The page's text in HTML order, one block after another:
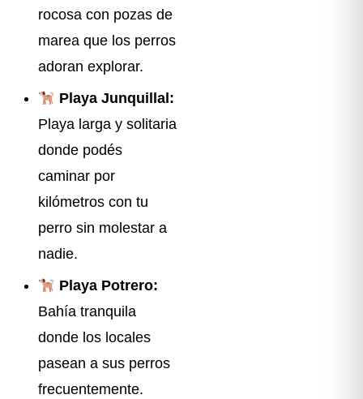
rocosa con pozas de
marea que los perros
adoran explorar.
Playa Junquillal:
Playa larga y solitaria
donde podés
caminar por
kilómetros con tu
perro sin molestar a
nadie.
Playa Potrero:
Bahía tranquila
donde los locales
pasean a sus perros
frecuentemente.